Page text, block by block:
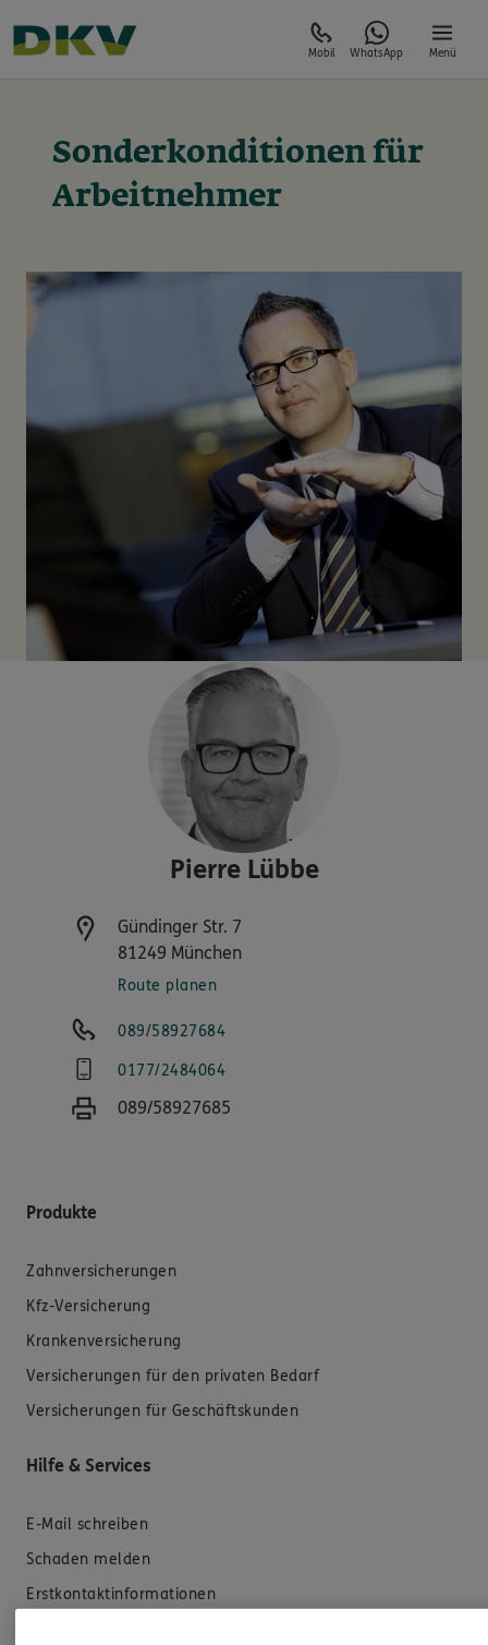
Mobil WhatsApp Menü
Sonderkonditionen für
Arbeitnehmer
Pierre Lübbe
Gündinger Str. 7
81249 München
Route planen
089/58927684
0177/2484064
089/58927685
Produkte
Zahnversicherungen
Kfz-Versicherung
Krankenversicherung
Versicherungen für den privaten Bedarf
Versicherungen für Geschäftskunden
Hilfe & Services
E-Mail schreiben
Schaden melden
Erstkontaktinformationen